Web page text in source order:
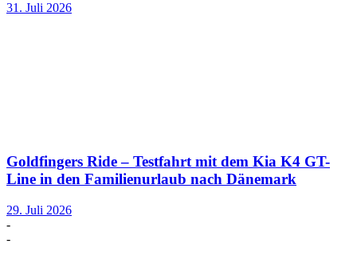
31. Juli 2026
Goldfingers Ride – Testfahrt mit dem Kia K4 GT-
Line in den Familienurlaub nach Dänemark
29. Juli 2026
-
-